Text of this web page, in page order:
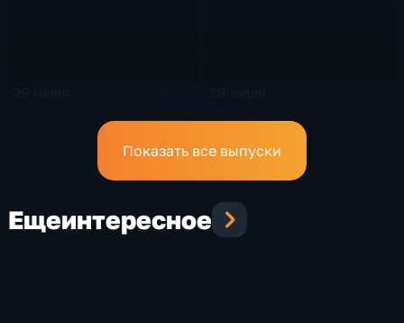
Показать все выпуски
Ещеинтересное